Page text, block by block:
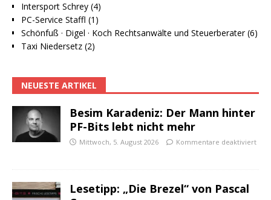
Intersport Schrey (4)
PC-Service Staffl (1)
Schönfuß · Digel · Koch Rechtsanwälte und Steuerberater (6)
Taxi Niedersetz (2)
NEUESTE ARTIKEL
Besim Karadeniz: Der Mann hinter
PF-Bits lebt nicht mehr
Mittwoch, 5. August 2026 Kommentare deaktiviert
Lesetipp: „Die Brezel“ von Pascal